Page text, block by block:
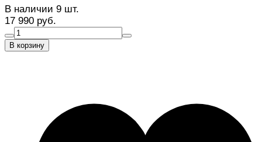
В наличии 9 шт.
17 990 руб.
В корзину